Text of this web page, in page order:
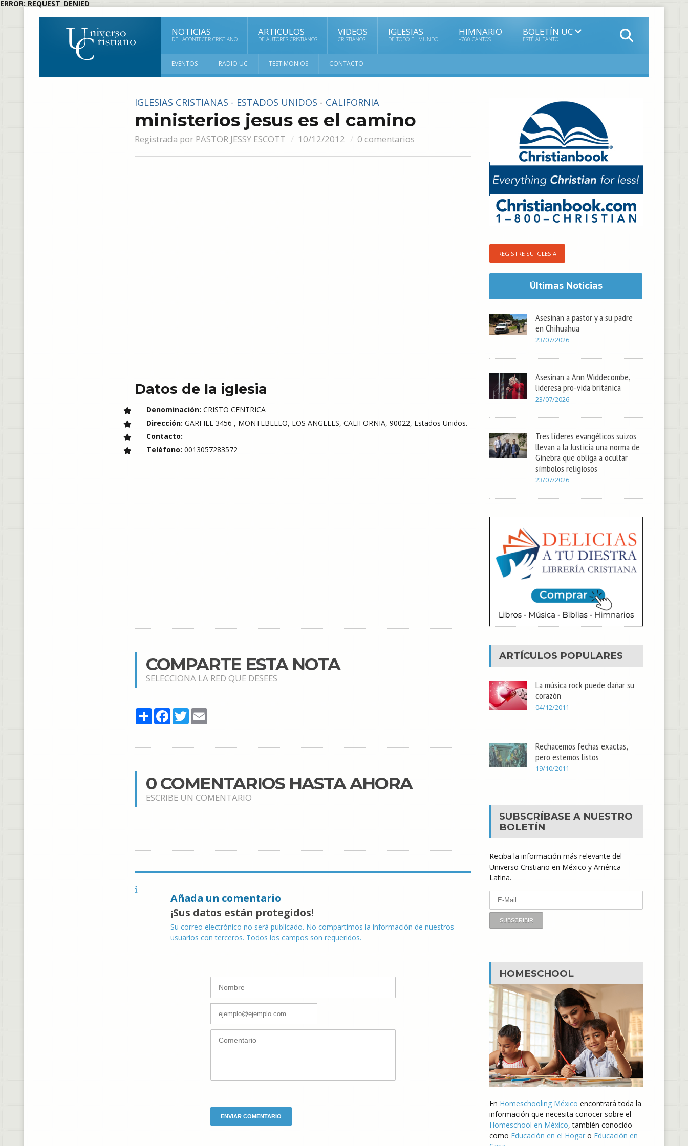
ERROR: REQUEST_DENIED
NOTICIAS
DEL ACONTECER CRISTIANO
ARTICULOS
DE AUTORES CRISTIANOS
VIDEOS
CRISTIANOS
IGLESIAS
DE TODO EL MUNDO
HIMNARIO
+760 CANTOS
BOLETÍN UC
ESTÉ AL TANTO
EVENTOS RADIO UC TESTIMONIOS CONTACTO
IGLESIAS CRISTIANAS - ESTADOS UNIDOS - CALIFORNIA
ministerios jesus es el camino
Registrada por PASTOR JESSY ESCOTT 10/12/2012 0 comentarios
Datos de la iglesia
Denominación: CRISTO CENTRICA
Dirección: GARFIEL 3456 , MONTEBELLO, LOS ANGELES, CALIFORNIA, 90022, Estados Unidos.
Contacto:
Teléfono: 0013057283572
COMPARTE ESTA NOTA
SELECCIONA LA RED QUE DESEES
ShareFacebook
TwitterEmail
0 COMENTARIOS HASTA AHORA
ESCRIBE UN COMENTARIO
Añada un comentario
¡Sus datos están protegidos!
Su correo electrónico no será publicado. No compartimos la información de nuestros
usuarios con terceros. Todos los campos son requeridos.
REGISTRE SU IGLESIA
Últimas Noticias
Asesinan a pastor y a su padre
en Chihuahua
23/07/2026
Asesinan a Ann Widdecombe,
lideresa pro-vida británica
23/07/2026
Tres líderes evangélicos suizos
llevan a la Justicia una norma de
Ginebra que obliga a ocultar
símbolos religiosos
23/07/2026
ARTÍCULOS POPULARES
La música rock puede dañar su
corazón
04/12/2011
Rechacemos fechas exactas,
pero estemos listos
19/10/2011
SUBSCRÍBASE A NUESTRO
BOLETÍN
Reciba la información más relevante del
Universo Cristiano en México y América
Latina.
HOMESCHOOL
En Homeschooling México encontrará toda la
información que necesita conocer sobre el
Homeschool en México, también conocido
como Educación en el Hogar o Educación en